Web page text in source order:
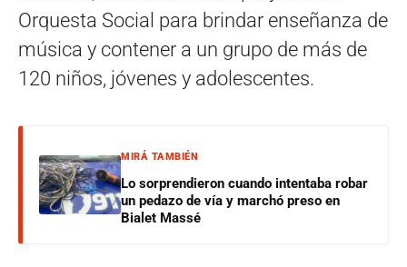
Orquesta Social para brindar enseñanza de
música y contener a un grupo de más de
120 niños, jóvenes y adolescentes.
MIRÁ TAMBIÉN
Lo sorprendieron cuando intentaba robar
un pedazo de vía y marchó preso en
Bialet Massé